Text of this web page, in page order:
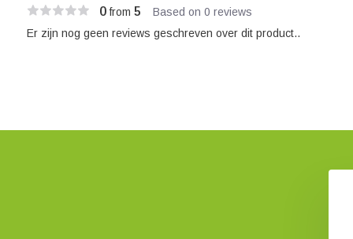
0from 5 Based on 0 reviews
Er zijn nog geen reviews geschreven over dit product..